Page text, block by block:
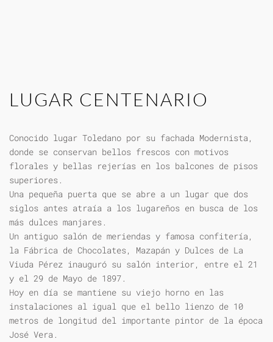
LUGAR CENTENARIO
Conocido lugar Toledano por su fachada Modernista,
donde se conservan bellos frescos con motivos
florales y bellas rejerías en los balcones de pisos
superiores.
Una pequeña puerta que se abre a un lugar que dos
siglos antes atraía a los lugareños en busca de los
más dulces manjares.
Un antiguo salón de meriendas y famosa confitería,
la Fábrica de Chocolates, Mazapán y Dulces de La
Viuda Pérez inauguró su salón interior, entre el 21
y el 29 de Mayo de 1897.
Hoy en día se mantiene su viejo horno en las
instalaciones al igual que el bello lienzo de 10
metros de longitud del importante pintor de la época
José Vera.